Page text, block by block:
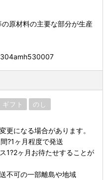
原材料の主要な部分が生産
ギフト のし
更になる場合があります。
?1ヶ月程度で発送
1?2ヶ月お待たせすることが
不可の一部離島や地域